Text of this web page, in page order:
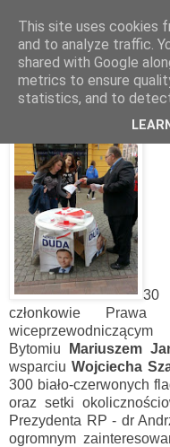
poniedziałek, 4 maja 2015
Akcja
30
członkowie
Bytomiu
Mariuszem
wsparciu Wojciecha
300 biało-czerwonych
oraz setki
Prezydenta RP - dr
ogromnym
This site uses cookies
and to analyze traffic.
shared with Google
metrics to ensure
statistics, and to